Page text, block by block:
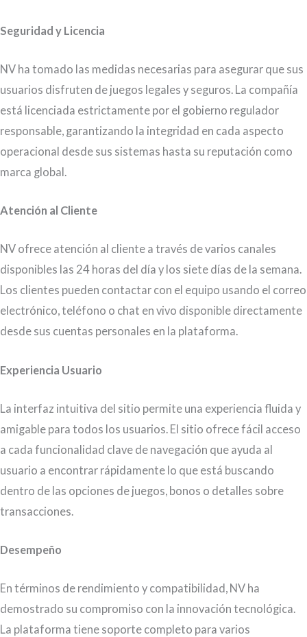
Seguridad y Licencia
NV ha tomado las medidas necesarias para asegurar que sus
usuarios disfruten de juegos legales y seguros. La compañía
está licenciada estrictamente por el gobierno regulador
responsable, garantizando la integridad en cada aspecto
operacional desde sus sistemas hasta su reputación como
marca global.
Atención al Cliente
NV ofrece atención al cliente a través de varios canales
disponibles las 24 horas del día y los siete días de la semana.
Los clientes pueden contactar con el equipo usando el correo
electrónico, teléfono o chat en vivo disponible directamente
desde sus cuentas personales en la plataforma.
Experiencia Usuario
La interfaz intuitiva del sitio permite una experiencia fluida y
amigable para todos los usuarios. El sitio ofrece fácil acceso
a cada funcionalidad clave de navegación que ayuda al
usuario a encontrar rápidamente lo que está buscando
dentro de las opciones de juegos, bonos o detalles sobre
transacciones.
Desempeño
En términos de rendimiento y compatibilidad, NV ha
demostrado su compromiso con la innovación tecnológica.
La plataforma tiene soporte completo para varios